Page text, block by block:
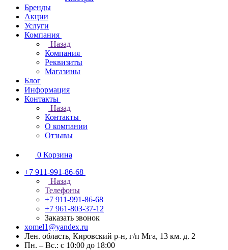
Бренды
Акции
Услуги
Компания
Назад
Компания
Реквизиты
Магазины
Блог
Информация
Контакты
Назад
Контакты
О компании
Отзывы
0 Корзина
+7 911-991-86-68
Назад
Телефоны
+7 911-991-86-68
+7 961-803-37-12
Заказать звонок
xomel1@yandex.ru
Лен. область, Кировский р-н, г/п Мга, 13 км. д. 2
Пн. – Вс.: с 10:00 до 18:00